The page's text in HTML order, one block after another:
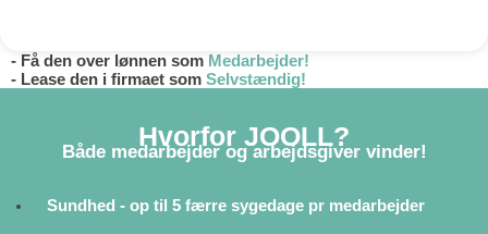
- Få den over lønnen som Medarbejder!
- Lease den i firmaet som Selvstændig!
Hvorfor JOOLL?
Både medarbejder og arbejdsgiver vinder!
Sundhed - op til 5 færre sygedage pr medarbejder